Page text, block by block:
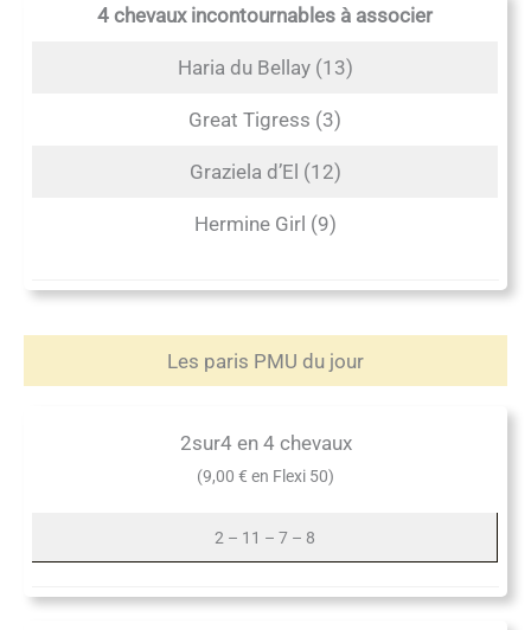
4 chevaux incontournables à associer
Haria du Bellay (13)
Great Tigress (3)
Graziela d’El (12)
Hermine Girl (9)
Les paris PMU du jour
2sur4 en 4 chevaux
(9,00 € en Flexi 50)
2 – 11 – 7 – 8